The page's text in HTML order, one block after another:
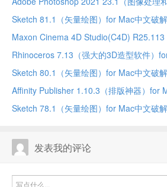
Sketch 81.1（矢量绘图）for Mac中文破
Maxon Cinema 4D Studio(C4D)
Rhinoceros 7.13（强大的3D造型软件）
Sketch 80.1（矢量绘图）for Mac中文破
Affinity Publisher 1.10.3（排版神器）for
Sketch 78.1（矢量绘图）for Mac中文破
发表我的评论